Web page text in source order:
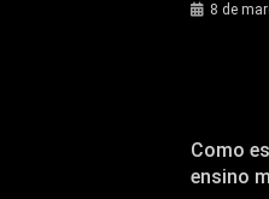
8 de
Como
ensino